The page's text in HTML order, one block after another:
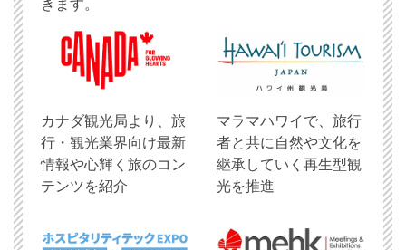
きます。
​カナダ観光局より、旅
行・観光業界向け最新
情報や心輝く旅のコン
テンツを紹介
マラマハワイで、旅行
者と共に自然や文化を
継承していく再生型観
光を推進